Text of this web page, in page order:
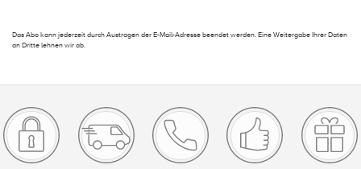
Das Abo kann jederzeit durch Austragen der E-Mail-Adresse beendet werden. Eine Weitergabe Ihrer Daten
an Dritte lehnen wir ab.